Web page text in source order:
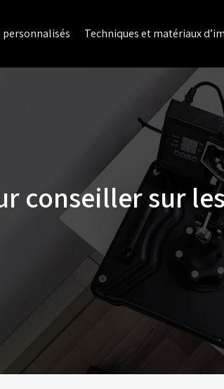
personnalisés Techniques et matériaux
conseiller sur